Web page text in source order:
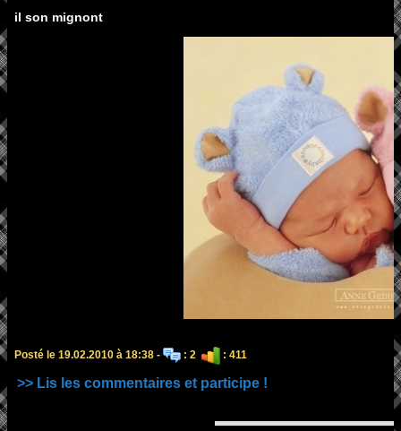
il son mignont
Posté le 19.02.2010 à 18:38 - : 2 : 411
>> Lis les commentaires et participe !